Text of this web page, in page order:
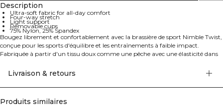
Description
Ultra-soft fabric for all-day comfort
Four-way stretch
Light support
Removable cups
75% Nylon, 25% Spandex
Bougez librement et confortablement avec la brassière de sport Nimble Twist,
conçue pour les sports d'équilibre et les entraînements à faible impact.
Fabriquée à partir d'un tissu doux comme une pêche avec une élasticité dans
amovibles permettent une couverture ajustable, ce qui en fait un
Livraison & retours
Produits similaires